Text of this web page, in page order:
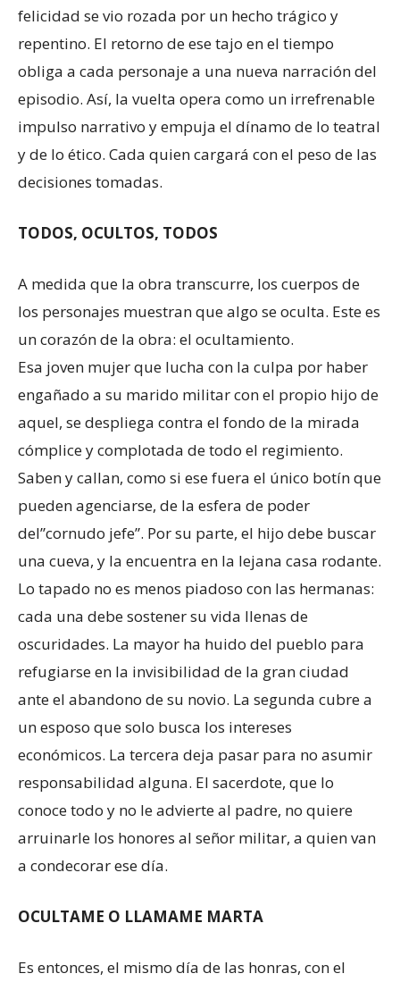
felicidad se vio rozada por un hecho trágico y
repentino. El retorno de ese tajo en el tiempo
obliga a cada personaje a una nueva narración del
episodio. Así, la vuelta opera como un irrefrenable
impulso narrativo y empuja el dínamo de lo teatral
y de lo ético. Cada quien cargará con el peso de las
decisiones tomadas.
TODOS, OCULTOS, TODOS
A medida que la obra transcurre, los cuerpos de
los personajes muestran que algo se oculta. Este es
un corazón de la obra: el ocultamiento.
Esa joven mujer que lucha con la culpa por haber
engañado a su marido militar con el propio hijo de
aquel, se despliega contra el fondo de la mirada
cómplice y complotada de todo el regimiento.
Saben y callan, como si ese fuera el único botín que
pueden agenciarse, de la esfera de poder
del”cornudo jefe”. Por su parte, el hijo debe buscar
una cueva, y la encuentra en la lejana casa rodante.
Lo tapado no es menos piadoso con las hermanas:
cada una debe sostener su vida llenas de
oscuridades. La mayor ha huido del pueblo para
refugiarse en la invisibilidad de la gran ciudad
ante el abandono de su novio. La segunda cubre a
un esposo que solo busca los intereses
económicos. La tercera deja pasar para no asumir
responsabilidad alguna. El sacerdote, que lo
conoce todo y no le advierte al padre, no quiere
arruinarle los honores al señor militar, a quien van
a condecorar ese día.
OCULTAME O LLAMAME MARTA
Es entonces, el mismo día de las honras, con el